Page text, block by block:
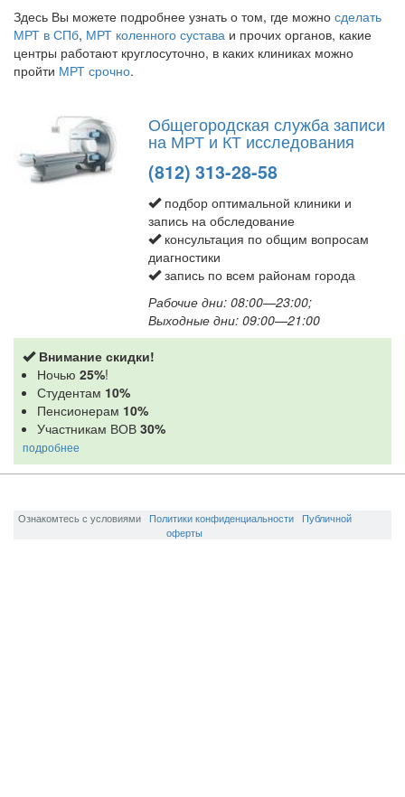
Здесь Вы можете подробнее узнать о том, где можно сделать
МРТ в СПб, МРТ коленного сустава и прочих органов, какие
центры работают круглосуточно, в каких клиниках можно
пройти МРТ срочно.
Общегородская служба записи
на МРТ и КТ исследования
(812) 313-28-58
подбор оптимальной клиники и
запись на обследование
консультация по общим вопросам
диагностики
запись по всем районам города
Рабочие дни: 08:00—23:00;
Выходные дни: 09:00—21:00
Внимание скидки!
Ночью 25%!
Студентам 10%
Пенсионерам 10%
Участникам ВОВ 30%
подробнее
Ознакомтесь с условиями Политики конфиденциальности
Публичной
оферты